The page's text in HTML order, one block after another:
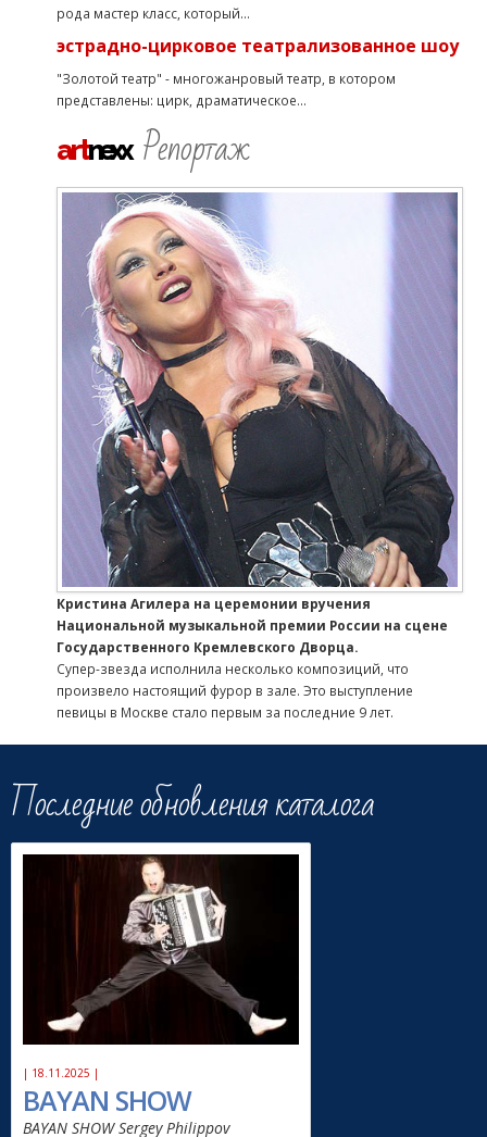
рода мастер класс, который...
эстрадно-цирковое театрализованное шоу
"Золотой театр" - многожанровый театр, в котором
представлены: цирк, драматическое...
artnexx Репортаж
Кристина Агилера на церемонии вручения
Национальной музыкальной премии России на сцене
Государственного Кремлевского Дворца.
Супер-звезда исполнила несколько композиций, что
произвело настоящий фурор в зале. Это выступление
певицы в Москве стало первым за последние 9 лет.
Последние обновления каталога
| 18.11.2025 |
BAYAN SHOW
BAYAN SHOW Sergey Philippov